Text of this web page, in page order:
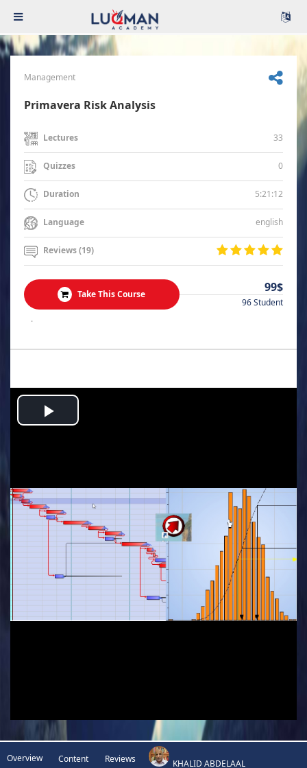
Management
Primavera Risk Analysis
Lectures 33
Quizzes 0
Duration 5:21:12
Language english
Reviews (19)
Take This Course 99$
96 Student
.
Play
Overview Content Reviews KHALID ABDELAAL